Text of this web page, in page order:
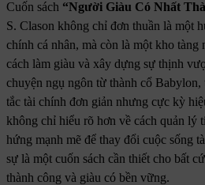
Cuốn sách “Người Giàu Có Nhất
S. Clason không chỉ đơn thuần là một
chính cá nhân, mà còn là một kho
cách làm giàu và xây dựng sự thịnh
chuyện ngụ ngôn từ thành cổ Babylon,
tắc tài chính đơn giản nhưng cực kỳ
không chỉ hiểu rõ hơn về cách quản lý
hứng mạnh mẽ để thay đổi cuộc sống
sự là một cuốn sách cần thiết cho bất
thành công và giàu có bền vững.